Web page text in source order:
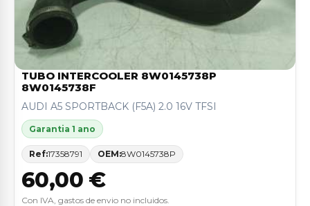
TUBO INTERCOOLER 8W0145738P
8W0145738F
AUDI A5 SPORTBACK (F5A) 2.0 16V TFSI
Garantia 1 ano
Ref:17358791 OEM:8W0145738P
60,00 €
Con IVA, gastos de envio no incluidos.